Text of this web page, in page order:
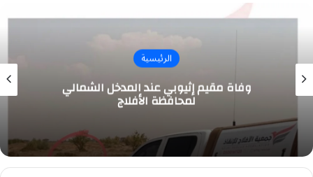
الرئيسية
وفاة مقيم إثيوبي عند المدخل الشمالي
لمحافظة الأفلاج